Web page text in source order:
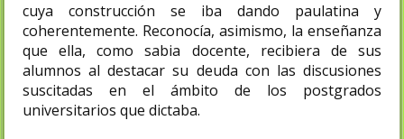
cuya construcción se iba dando paulatina y
coherentemente. Reconocía, asimismo, la enseñanza
que ella, como sabia docente, recibiera de sus
alumnos al destacar su deuda con las discusiones
suscitadas en el ámbito de los postgrados
universitarios que dictaba.